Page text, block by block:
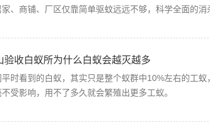
家、商铺、厂区仅靠简单驱蚊远远不够，科学全面的消
验收白蚁所为什么白蚁会越灭越多
平时看到的白蚁，其实只是整个蚁群中10%左右的工
不受影响，用不了多久就会繁殖出更多工蚁。